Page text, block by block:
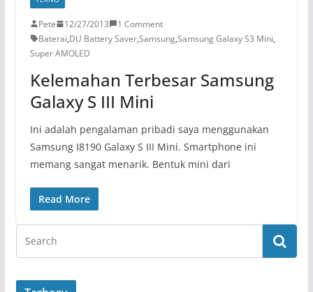
Pete 12/27/2013
1 Comment
Baterai,DU Battery Saver,Samsung,Samsung Galaxy S3 Mini,
Super AMOLED
Kelemahan Terbesar Samsung
Galaxy S III Mini
Ini adalah pengalaman pribadi saya menggunakan
Samsung I8190 Galaxy S III Mini. Smartphone ini
memang sangat menarik. Bentuk mini dari
Read More